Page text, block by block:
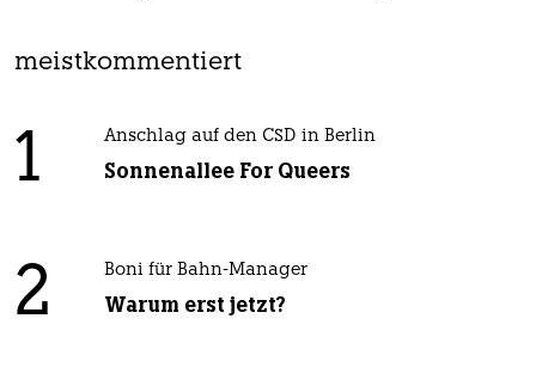
meistkommentiert
1 Anschlag auf den CSD in Berlin
Sonnenallee For Queers
2 Boni für Bahn-Manager
Warum erst jetzt?